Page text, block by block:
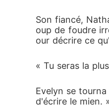
Son fiancé,
oup de foudre
our décrire ce
« Tu seras la
Evelyn se
d'écrire le mien.